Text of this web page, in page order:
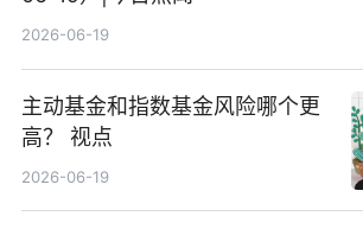
2026-06-19
主动基金和指数基金风险哪个更
高？ 视点
2026-06-19